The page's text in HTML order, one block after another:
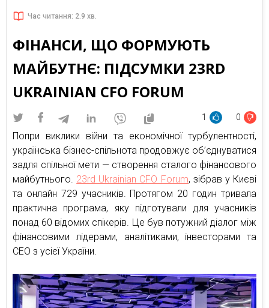
Час читання: 2.9 хв.
ФІНАНСИ, ЩО ФОРМУЮТЬ
МАЙБУТНЄ: ПІДСУМКИ 23RD
UKRAINIAN CFO FORUM
1 0
Попри виклики війни та економічної турбулентності,
українська бізнес-спільнота продовжує об’єднуватися
задля спільної мети — створення сталого фінансового
майбутнього. 23rd Ukrainian CFO Forum, зібрав у Києві
та онлайн 729 учасників. Протягом 20 годин тривала
практична програма, яку підготували для учасників
понад 60 відомих спікерів. Це був потужний діалог між
фінансовими лідерами, аналітиками, інвесторами та
CEO з усієї України.